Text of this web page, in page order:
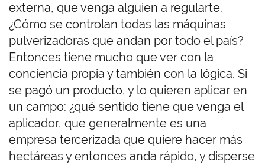
externa, que venga alguien a regularte.
¿Cómo se controlan todas las máquinas
pulverizadoras que andan por todo el país?
Entonces tiene mucho que ver con la
conciencia propia y también con la lógica. Si
se pagó un producto, y lo quieren aplicar en
un campo: ¿qué sentido tiene que venga el
aplicador, que generalmente es una
empresa tercerizada que quiere hacer más
hectáreas y entonces anda rápido, y disperse